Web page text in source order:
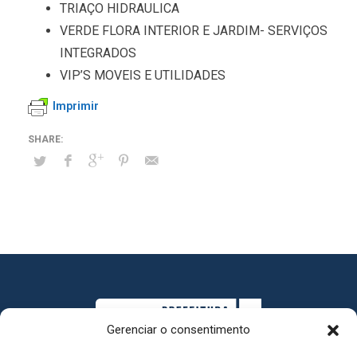
Gerenciar o consentimento
TRIAÇO HIDRAULICA
VERDE FLORA INTERIOR E JARDIM- SERVIÇOS
INTEGRADOS
VIP’S MOVEIS E UTILIDADES
Imprimir